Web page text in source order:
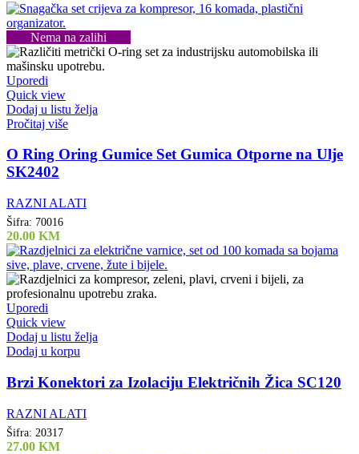
Nema na zalihi
Uporedi
Quick view
Dodaj u listu želja
Pročitaj više
O Ring Oring Gumice Set Gumica Otporne na Ulje
SK2402
RAZNI ALATI
Šifra: 70016
20.00 KM
Uporedi
Quick view
Dodaj u listu želja
Dodaj u korpu
Brzi Konektori za Izolaciju Električnih Žica SC120
RAZNI ALATI
Šifra: 20317
27.00 KM